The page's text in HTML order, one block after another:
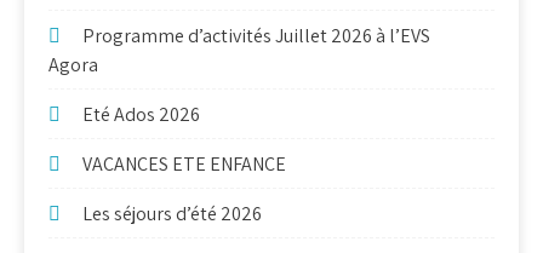
Programme d’activités Juillet 2026 à l’EVS
Agora
Eté Ados 2026
VACANCES ETE ENFANCE
Les séjours d’été 2026